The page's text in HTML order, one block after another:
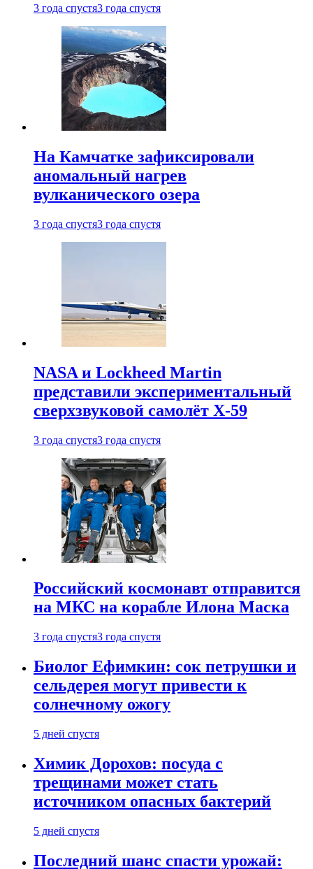
3 года спустя3 года спустя
На Камчатке зафиксировали
аномальный нагрев
вулканического озера
3 года спустя3 года спустя
NASA и Lockheed Martin
представили экспериментальный
сверхзвуковой самолёт X-59
3 года спустя3 года спустя
Российский космонавт отправится
на МКС на корабле Илона Маска
3 года спустя3 года спустя
Биолог Ефимкин: сок петрушки и
сельдерея могут привести к
солнечному ожогу
5 дней спустя
Химик Дорохов: посуда с
трещинами может стать
источником опасных бактерий
5 дней спустя
Последний шанс спасти урожай: